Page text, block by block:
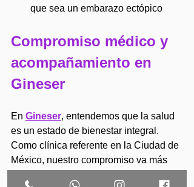
que sea un embarazo ectópico
Compromiso médico y
acompañamiento en
Gineser
En Gineser, entendemos que la salud
es un estado de bienestar integral.
Como clínica referente en la Ciudad de
México, nuestro compromiso va más